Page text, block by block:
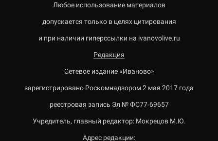
Любое использование материалов
допускается только в целях цитирования
и при наличии гиперссылки на ivanovolive.ru
Редакция
Сетевое издание «Иваново»
зарегистрировано Роскомнадзором 2 мая 2017 года
реестровая запись Эл № ФС77-69657
Учредитель, главный редактор: Мокрецов М.Ю.
Адрес редакции: